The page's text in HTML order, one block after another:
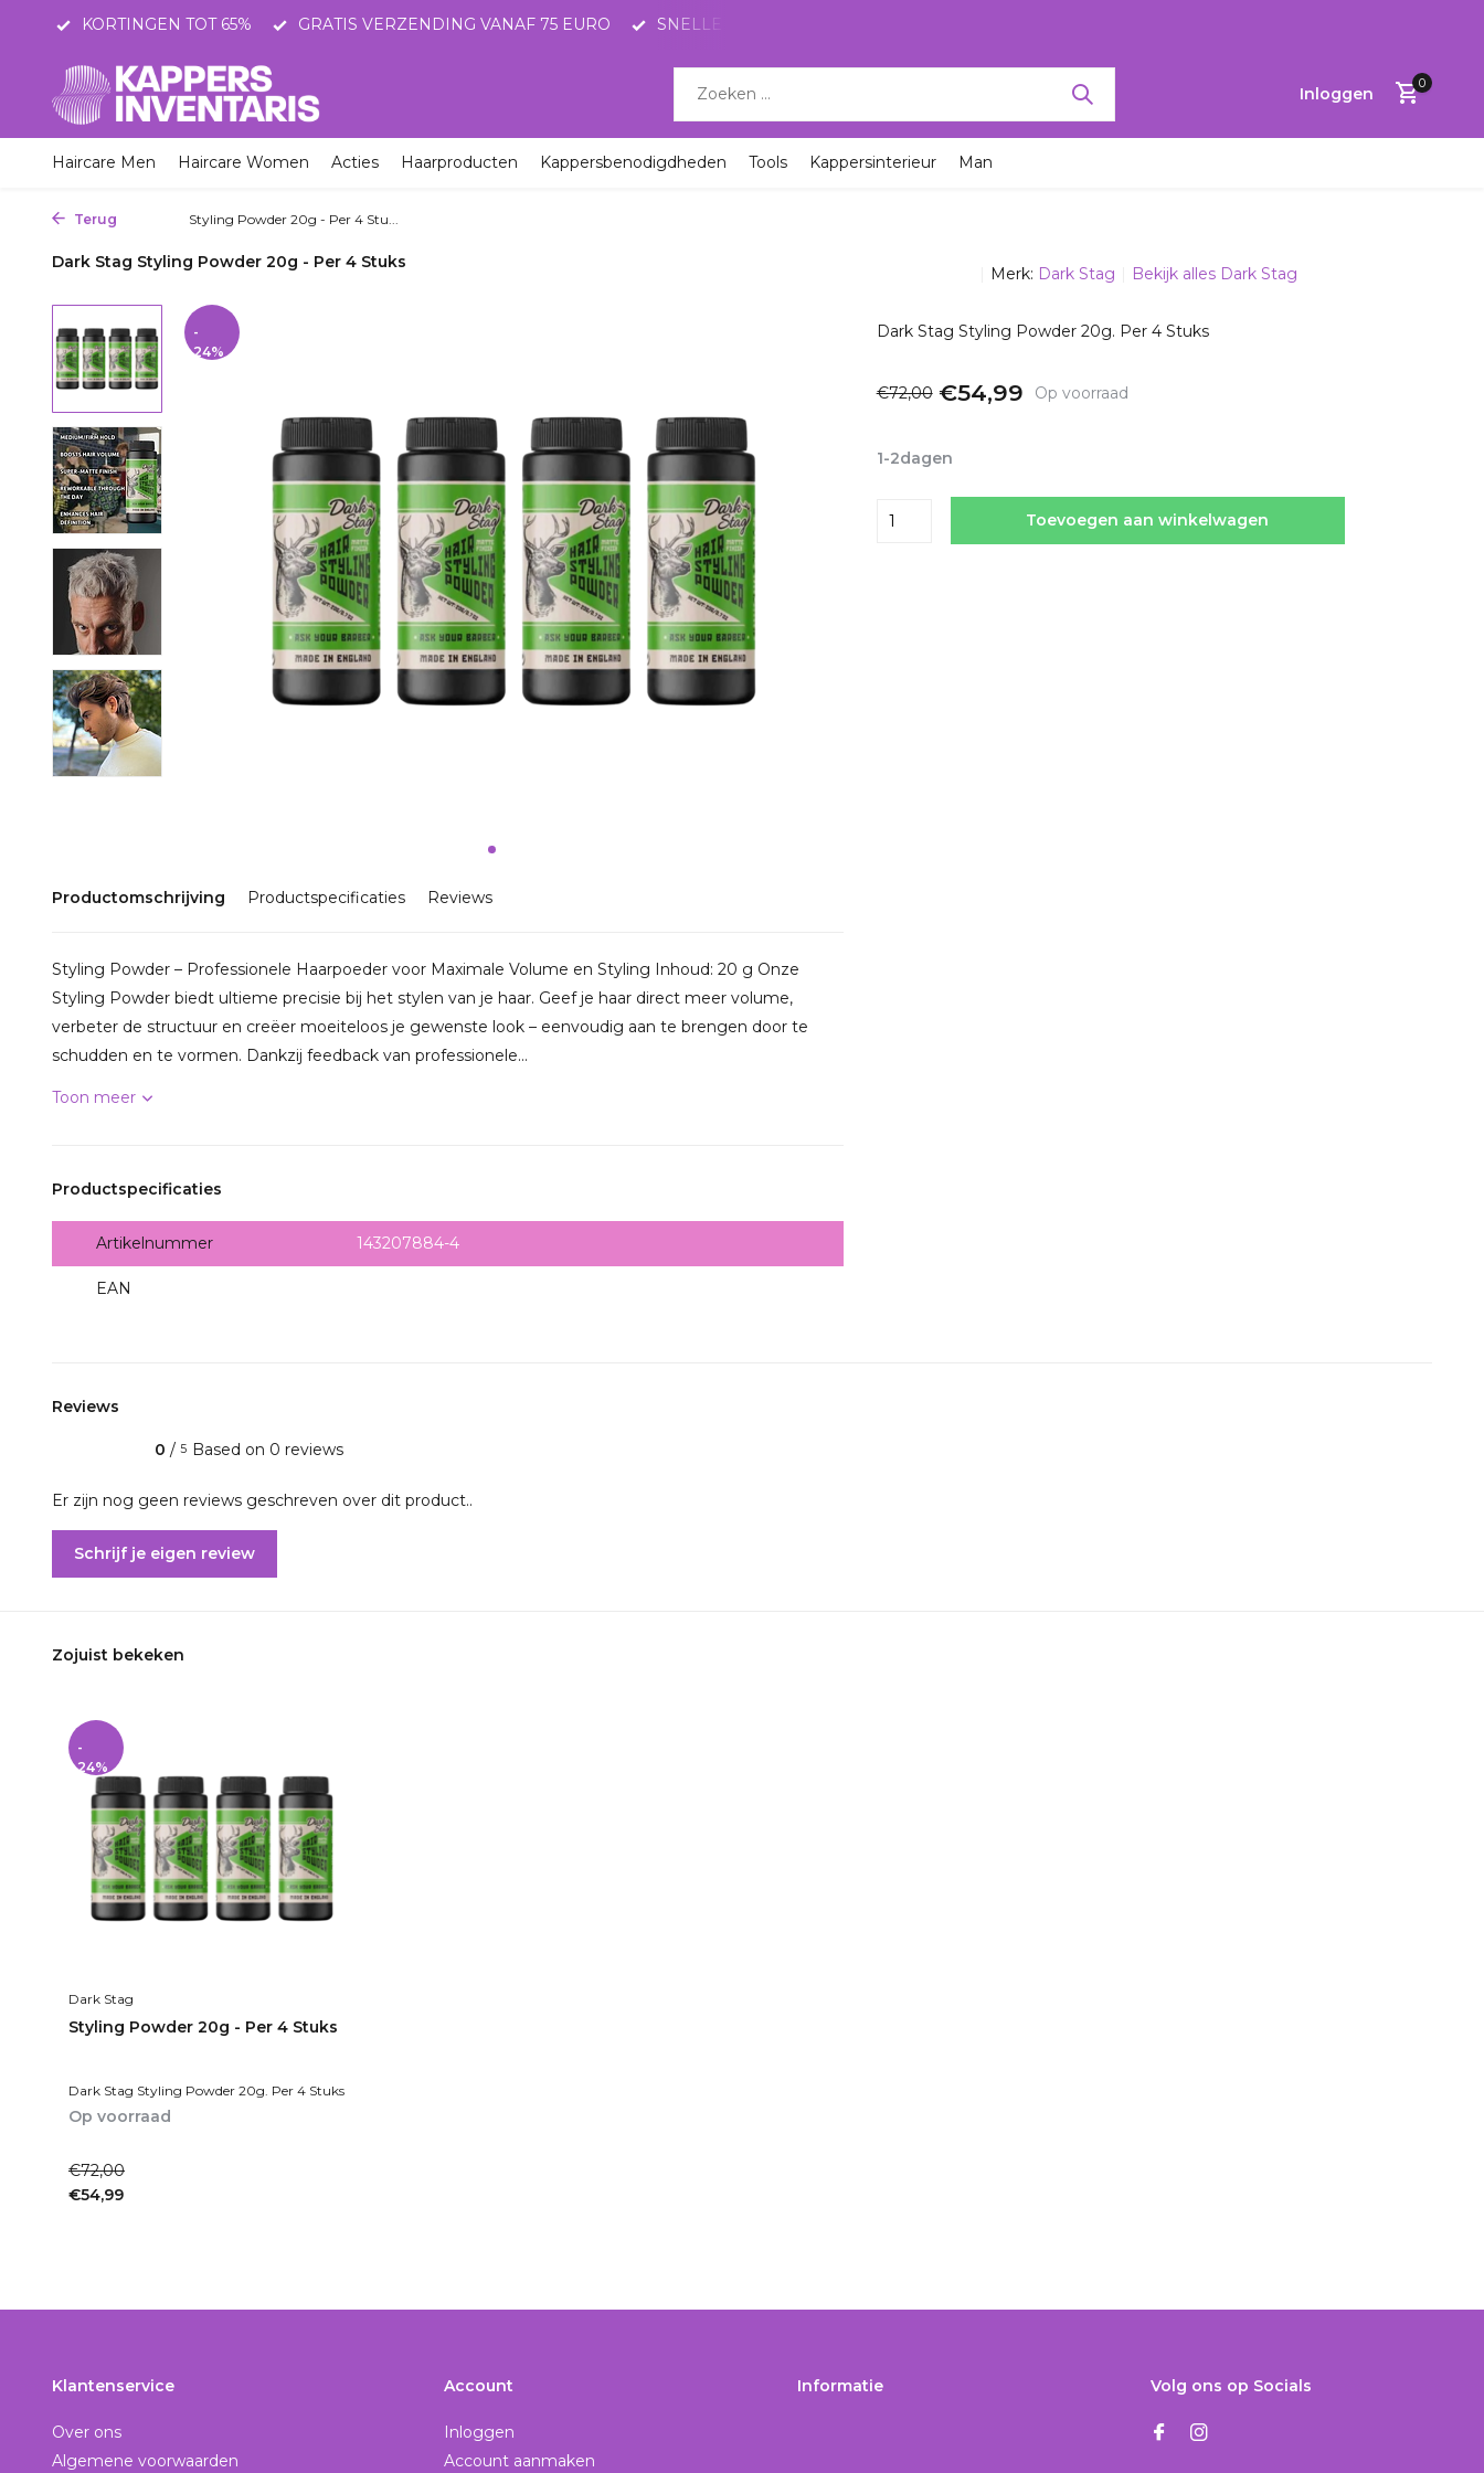
KORTINGEN TOT 65% GRATIS VERZENDING VANAF 75 EURO SNELLE LEVERING MET POSTNL
Inloggen
0
Haircare Men Haircare Women Acties Haarproducten Kappersbenodigdheden Tools Kappersinterieur Man
Terug Styling Powder 20g - Per 4 Stu...
Dark Stag Styling Powder 20g - Per 4 Stuks
-
24%
Productomschrijving Productspecificaties Reviews
Styling Powder – Professionele Haarpoeder voor Maximale Volume en Styling Inhoud: 20 g Onze
Styling Powder biedt ultieme precisie bij het stylen van je haar. Geef je haar direct meer volume,
verbeter de structuur en creëer moeiteloos je gewenste look – eenvoudig aan te brengen door te
schudden en te vormen. Dankzij feedback van professionele...
Toon meer
Productspecificaties
Artikelnummer 143207884-4
EAN
Merk: Dark Stag Bekijk alles Dark Stag
Dark Stag Styling Powder 20g. Per 4 Stuks
€72,00 €54,99 Op voorraad
1-2dagen
Toevoegen aan winkelwagen
Reviews
0 / 5 Based on 0 reviews
Er zijn nog geen reviews geschreven over dit product..
Schrijf je eigen review
Zojuist bekeken
-
24%
Dark Stag
Styling Powder 20g - Per 4 Stuks
Dark Stag Styling Powder 20g. Per 4 Stuks
Op voorraad
€72,00
€54,99
Klantenservice
Over ons
Algemene voorwaarden
Account
Inloggen
Account aanmaken
Informatie Volg ons op Socials